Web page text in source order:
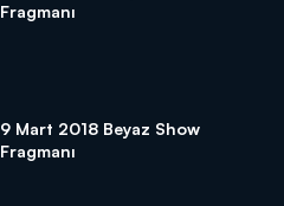
Fragmanı
9 Mart 2018 Beyaz Show
Fragmanı